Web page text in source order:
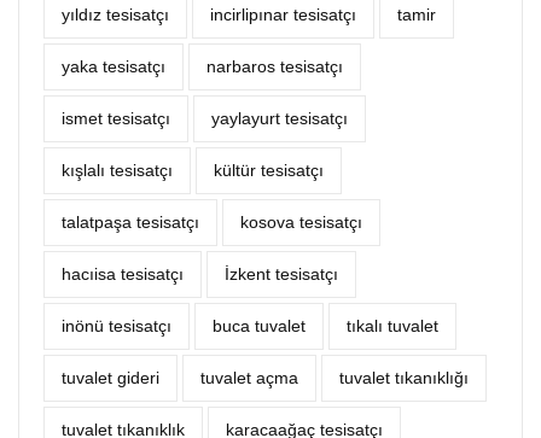
yıldız tesisatçı incirlipınar tesisatçı tamir
yaka tesisatçı narbaros tesisatçı
ismet tesisatçı yaylayurt tesisatçı
kışlalı tesisatçı kültür tesisatçı
talatpaşa tesisatçı kosova tesisatçı
hacıisa tesisatçı İzkent tesisatçı
inönü tesisatçı buca tuvalet tıkalı tuvalet
tuvalet gideri tuvalet açma tuvalet tıkanıklığı
tuvalet tıkanıklık karacaağaç tesisatçı